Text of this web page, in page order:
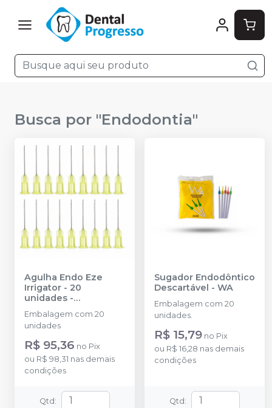
Busca por "Endodontia"
Agulha Endo Eze
Irrigator - 20
unidades -
ULTRADENT
Embalagem com 20
unidades
R$ 95,36 no Pix
ou R$ 98,31 nas demais
condições
Qtd:
Sugador Endodôntico
Descartável - WA
Embalagem com 20
unidades.
R$ 15,79 no Pix
ou R$ 16,28 nas demais
condições
Qtd: